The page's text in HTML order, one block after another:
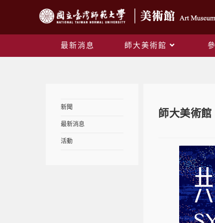
最新消息 師大美術館
新聞
最新消息
活動
師大美術